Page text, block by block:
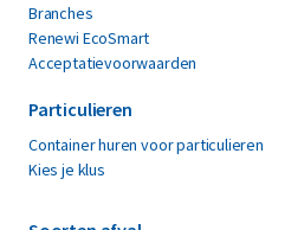
Branches
Renewi EcoSmart
Acceptatievoorwaarden
Particulieren
Container huren voor particulieren
Kies je klus